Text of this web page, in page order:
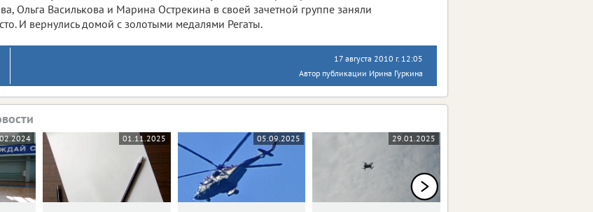
Ольга Василькова и Марина Острекина в своей зачетной группе заняли
И вернулись домой с золотыми медалями Регаты.
17 августа 2010 г. 12:05
Автор публикации Ирина Гуркина
01.11.2025 05.09.2025 29.01.2025